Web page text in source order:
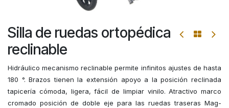
Silla de ruedas ortopédica
reclinable
Hidráulico mecanismo reclinable permite infinitos ajustes de hasta
180 °. Brazos tienen la extensión apoyo a la posición reclinada
tapicería cómoda, ligera, fácil de limpiar vinilo. Atractivo marco
cromado posición de doble eje para las ruedas traseras Mag-